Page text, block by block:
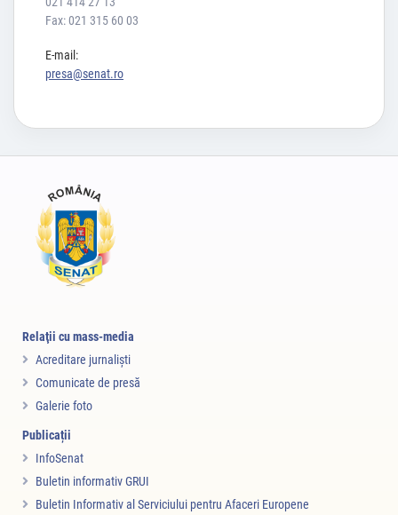
Fax: 021 315 60 03
E-mail:
presa@senat.ro
Relaţii cu mass-media
Acreditare jurnalişti
Comunicate de presă
Galerie foto
Publicații
InfoSenat
Buletin informativ GRUI
Buletin Informativ al Serviciului pentru Afaceri Europene